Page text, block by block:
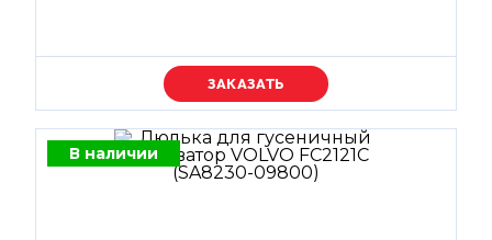
Уточняйте цену
В наличии